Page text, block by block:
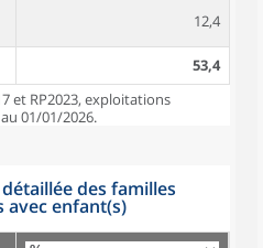
12,4
53,4
et RP2023, exploitations
01/01/2026.
des familles
avec enfant(s)